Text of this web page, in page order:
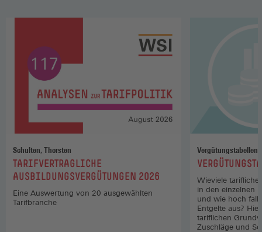
Schulten, Thorsten
:
TARIFVERTRAGLICHE
AUSBILDUNGSVERGÜTUNGEN 2026
Eine Auswertung von 20 ausgewählten
Tarifbranche
Vergütungstabellen
:
Wieviele
in den einzelnen
und wie hoch
Entgelte aus?
tariflichen
Zuschläge und